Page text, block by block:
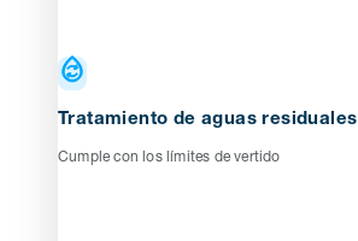
Tratamiento de aguas residuales
Cumple con los límites de vertido